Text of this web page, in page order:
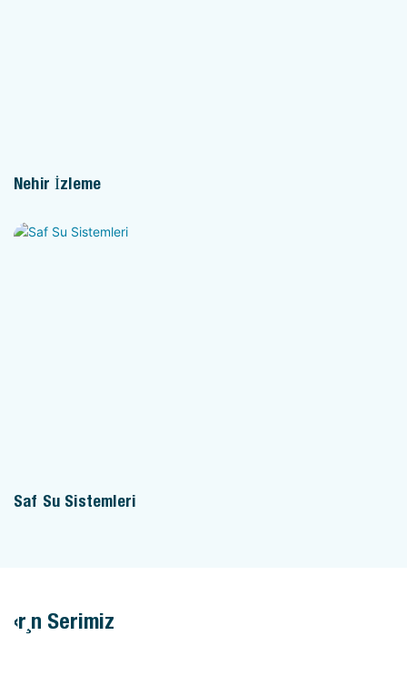
Nehir İzleme
Saf Su Sistemleri
Ürün Serimiz